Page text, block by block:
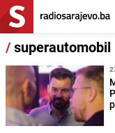
/superautomobil